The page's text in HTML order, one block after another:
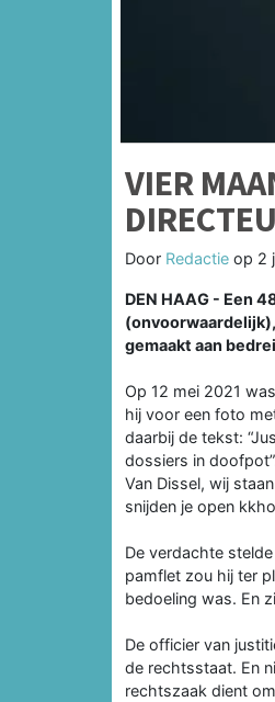
VIER
Door Redactie op 2
DEN HAAG - Een
gemaakt aan
Op 12 mei 2021
hij voor een foto
daarbij de tekst:
dossiers in
Van Dissel, wij
snijden je open
De verdachte
pamflet zou hij ter
bedoeling was. En
De officier van
de rechtsstaat. En
rechtszaak dient